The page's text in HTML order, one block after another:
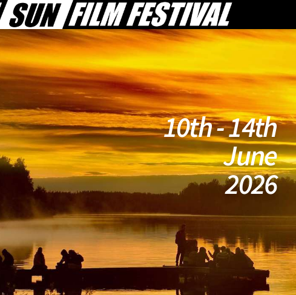
10th - 14th
June
2026